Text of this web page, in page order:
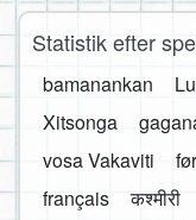
Statistik efter
bamanankan
Xitsonga
vosa Vakaviti
français
कश्मीरी